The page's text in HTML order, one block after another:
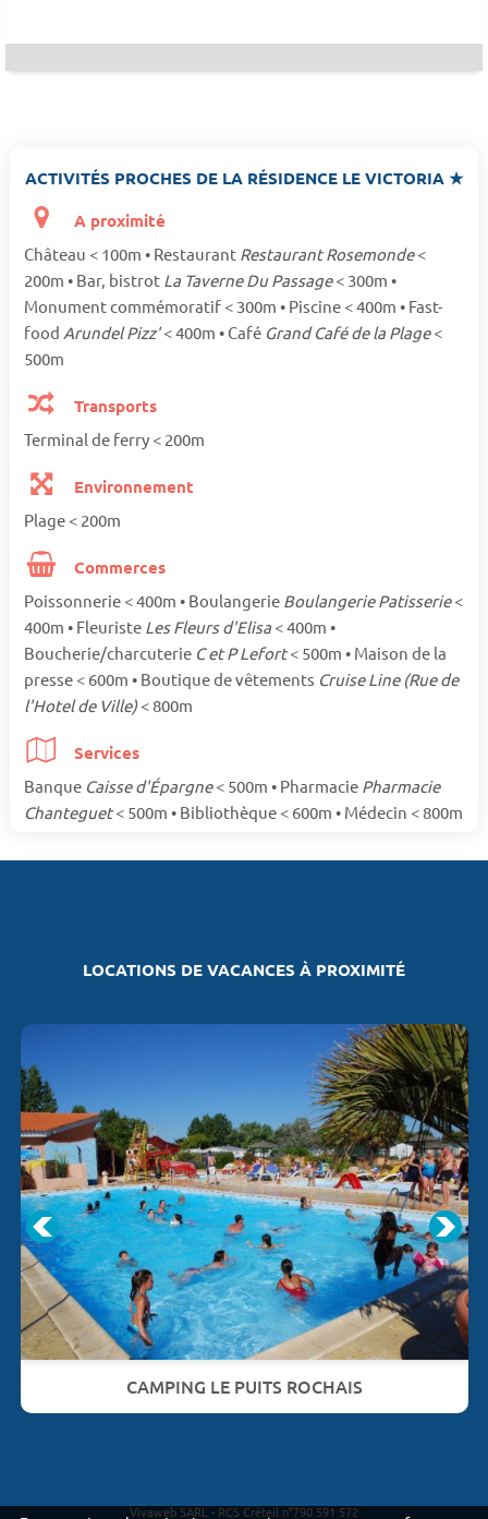
ACTIVITÉS PROCHES DE LA RÉSIDENCE LE VICTORIA ★
A proximité
Château < 100m • Restaurant Restaurant Rosemonde<
200m • Bar, bistrot La Taverne Du Passage< 300m •
Monument commémoratif < 300m • Piscine < 400m • Fast-
food Arundel Pizz'< 400m • Café Grand Café de la Plage<
500m
Transports
Terminal de ferry < 200m
Environnement
Plage < 200m
Commerces
Poissonnerie < 400m • Boulangerie Boulangerie Patisserie<
400m • Fleuriste Les Fleurs d'Elisa < 400m •
Boucherie/charcuterie C et P Lefort< 500m • Maison de la
presse < 600m • Boutique de vêtements Cruise Line (Rue de
l'Hotel de Ville) < 800m
Services
Banque Caisse d'Épargne< 500m • Pharmacie Pharmacie
Chanteguet< 500m • Bibliothèque < 600m • Médecin < 800m
LOCATIONS DE VACANCES À PROXIMITÉ
CAMPING LE PUITS ROCHAIS
Vivaweb SARL - RCS Créteil n°790 591 572